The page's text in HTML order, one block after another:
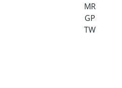
MR
GP
TW